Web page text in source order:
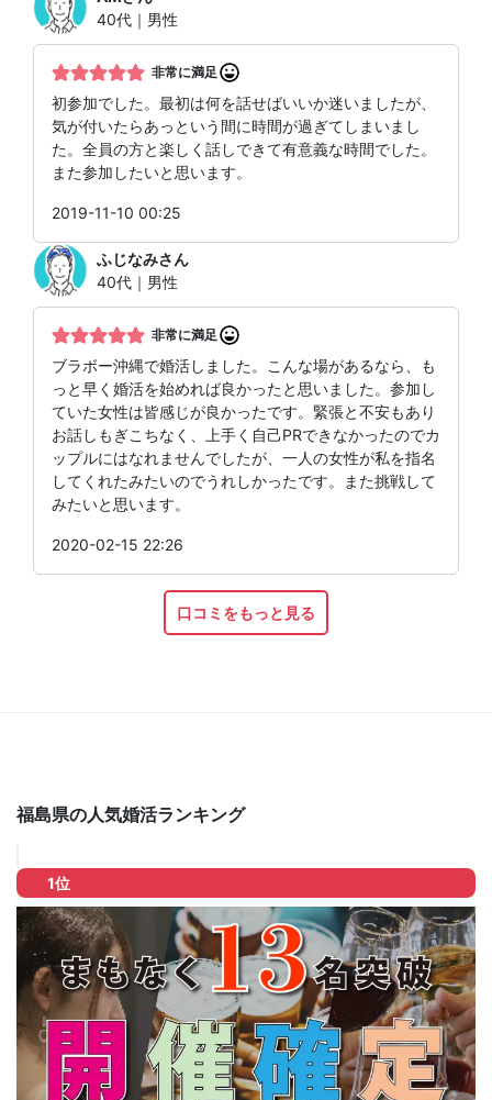
40代｜男性
非常に満足
初参加でした。最初は何を話せばいいか迷いましたが、
気が付いたらあっという間に時間が過ぎてしまいまし
た。全員の方と楽しく話しできて有意義な時間でした。
また参加したいと思います。
2019-11-10 00:25
ふじなみさん
40代｜男性
非常に満足
ブラボー沖縄で婚活しました。こんな場があるなら、も
っと早く婚活を始めれば良かったと思いました。参加し
ていた女性は皆感じが良かったです。緊張と不安もあり
お話しもぎこちなく、上手く自己PRできなかったのでカ
ップルにはなれませんでしたが、一人の女性が私を指名
してくれたみたいのでうれしかったです。また挑戦して
みたいと思います。
2020-02-15 22:26
口コミをもっと見る
福島県の人気婚活ランキング
1位